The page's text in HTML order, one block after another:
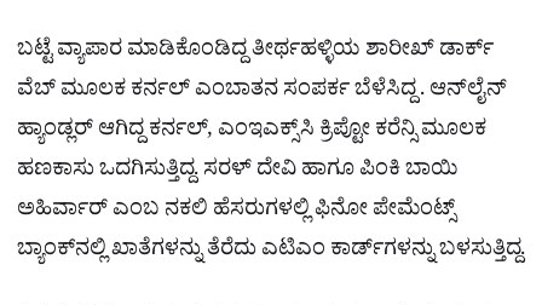
ಬಟ್ಟೆ ವ್ಯಾಪಾರ ಮಾಡಿಕೊಂಡಿದ್ದ ತೀರ್ಥಹಳ್ಳಿಯ ಶಾರೀಖ್ ಡಾರ್ಕ್
ವೆಬ್ ಮೂಲಕ ಕರ್ನಲ್ ಎಂಬಾತನ ಸಂಪರ್ಕ ಬೆಳೆಸಿದ್ದ . ಆನ್‌ಲೈನ್
ಹ್ಯಾಂಡ್ಲರ್ ಆಗಿದ್ದ ಕರ್ನಲ್, ಎಂಇಎಕ್ಸ್‌ಸಿ ಕ್ರಿಪ್ಟೋ ಕರೆನ್ಸಿ ಮೂಲಕ
ಹಣಕಾಸು ಒದಗಿಸುತ್ತಿದ್ದ. ಸರಳ್ ದೇವಿ ಹಾಗೂ ಪಿಂಕಿ ಬಾಯಿ
ಅಹಿರ್ವಾರ್ ಎಂಬ ನಕಲಿ ಹೆಸರುಗಳಲ್ಲಿ ಫಿನೋ ಪೇಮೆಂಟ್ಸ್
ಬ್ಯಾಂಕ್‌ನಲ್ಲಿ ಖಾತೆಗಳನ್ನು ತೆರೆದು ಎಟಿಎಂ ಕಾರ್ಡ್‌ಗಳನ್ನು ಬಳಸುತ್ತಿದ್ದ.